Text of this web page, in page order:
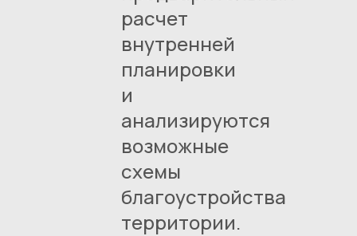
расчет
внутренней
планировки
и
анализируются
возможные
схемы
благоустройства
территории.